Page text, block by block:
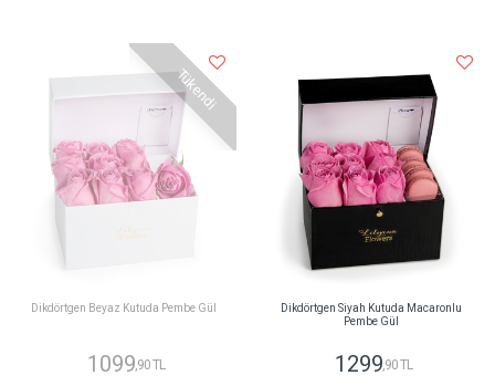
Tükendi
Dikdörtgen Beyaz Kutuda Pembe Gül
1099,90 TL
Dikdörtgen Siyah Kutuda Macaronlu
Pembe Gül
1299,90 TL